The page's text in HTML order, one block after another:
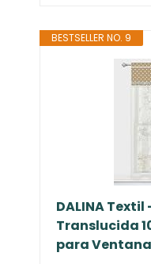
BESTSELLER NO. 9
DALINA
Translucida
para